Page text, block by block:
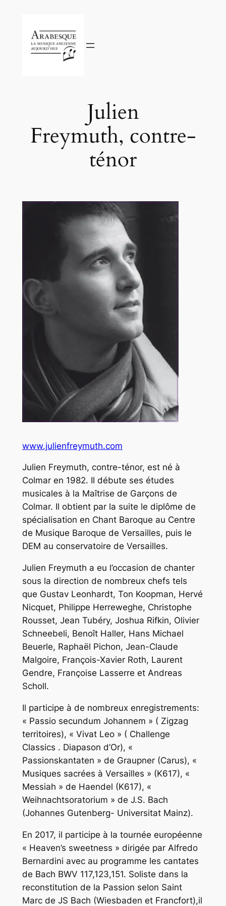
contenu
Julien
Freymuth, contre-
ténor
www.julienfreymuth.com
Julien Freymuth, contre-ténor, est né à
Colmar en 1982. Il débute ses études
musicales à la Maîtrise de Garçons de
Colmar. Il obtient par la suite le diplôme de
spécialisation en Chant Baroque au Centre
de Musique Baroque de Versailles, puis le
DEM au conservatoire de Versailles.
Julien Freymuth a eu l’occasion de chanter
sous la direction de nombreux chefs tels
que Gustav Leonhardt, Ton Koopman, Hervé
Nicquet, Philippe Herreweghe, Christophe
Rousset, Jean Tubéry, Joshua Rifkin, Olivier
Schneebeli, Benoît Haller, Hans Michael
Beuerle, Raphaël Pichon, Jean-Claude
Malgoire, François-Xavier Roth, Laurent
Gendre, Françoise Lasserre et Andreas
Scholl.
Il participe à de nombreux enregistrements:
« Passio secundum Johannem » ( Zigzag
territoires), « Vivat Leo » ( Challenge
Classics . Diapason d’Or), «
Passionskantaten » de Graupner (Carus), «
Musiques sacrées à Versailles » (K617), «
Messiah » de Haendel (K617), «
Weihnachtsoratorium » de J.S. Bach
(Johannes Gutenberg- Universitat Mainz).
En 2017, il participe à la tournée européenne
« Heaven’s sweetness » dirigée par Alfredo
Bernardini avec au programme les cantates
de Bach BWV 117,123,151. Soliste dans la
reconstitution de la Passion selon Saint
Marc de JS Bach (Wiesbaden et Francfort),il